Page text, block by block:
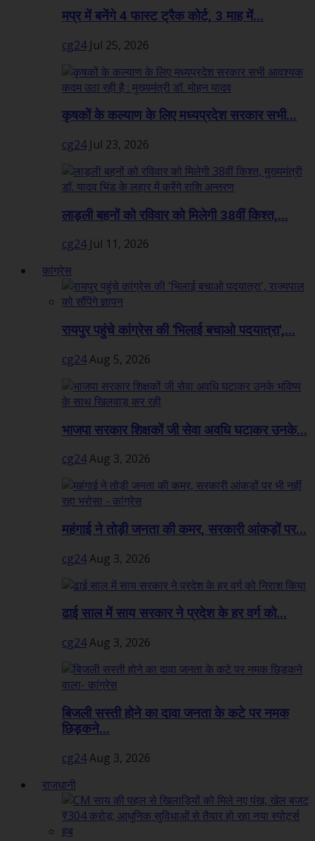
मप्र में बनेंगे 4 फास्ट ट्रैक कोर्ट, 3 माह में...
cg24 Jul 25, 2026
कृषकों के कल्याण के लिए मध्यप्रदेश सरकार सभी...
cg24 Jul 23, 2026
लाड़ली बहनों को रविवार को मिलेगी 38वीं किश्त,...
cg24 Jul 11, 2026
कांग्रेस
रायपुर पहुंचे कांग्रेस की 'भिलाई बचाओ पदयात्रा',...
cg24Aug 5, 2026
भाजपा सरकार शिक्षकों जी सेवा अवधि घटाकर उनके...
cg24Aug 3, 2026
महंगाई ने तोड़ी जनता की कमर, सरकारी आंकड़ों पर...
cg24Aug 3, 2026
ढाई साल में साय सरकार ने प्रदेश के हर वर्ग को...
cg24Aug 3, 2026
बिजली सस्ती होने का दावा जनता के कटे पर नमक
छिड़कने...
cg24Aug 3, 2026
राजधानी